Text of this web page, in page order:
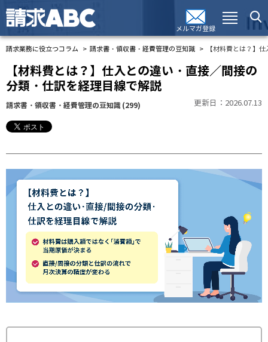
メルマガ登録
請求業務に役立つコラム 請求書・領収書・経費管理の豆知識 【材料費とは？】
【材料費とは？】仕入との違い・直接／間接の
分類・仕訳を経理目線で解説
請求書・領収書・経費管理の豆知識 (299) 更新日：2026.07.13